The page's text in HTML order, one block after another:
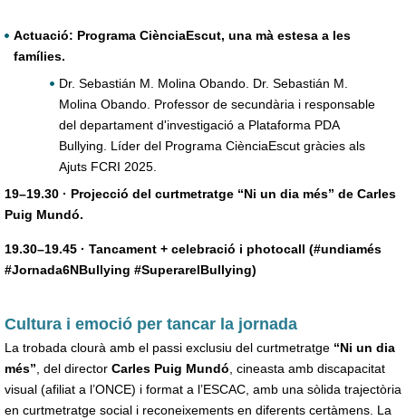
Actuació: Programa CiènciaEscut, una mà estesa a les
famílies.
Dr. Sebastián M. Molina Obando. Dr. Sebastián M.
Molina Obando. Professor de secundària i responsable
del departament d'investigació a Plataforma PDA
Bullying. Líder del Programa CiènciaEscut gràcies als
Ajuts FCRI 2025.
19–19.30 · Projecció del curtmetratge “Ni un dia més” de Carles
Puig Mundó.
19.30–19.45 · Tancament + celebració i photocall (#undiamés
#Jornada6NBullying #SuperarelBullying)
Cultura i emoció per tancar la jornada
La trobada clourà amb el passi exclusiu del curtmetratge “Ni un dia
més”, del director Carles Puig Mundó, cineasta amb discapacitat
visual (afiliat a l’ONCE) i format a l’ESCAC, amb una sòlida trajectòria
en curtmetratge social i reconeixements en diferents certàmens. La